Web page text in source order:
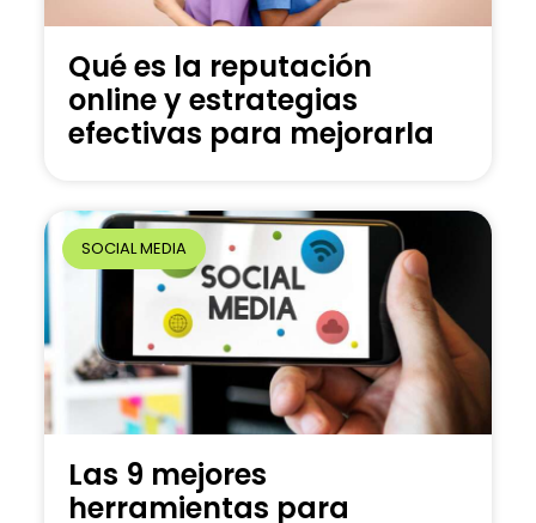
Qué es la reputación
online y estrategias
efectivas para mejorarla
SOCIAL MEDIA
Las 9 mejores
herramientas para